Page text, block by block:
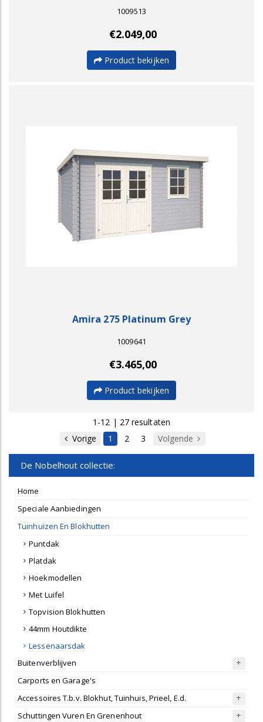
1009513
€2.049,00
Product bekijken
Amira 275 Platinum Grey
1009641
€3.465,00
Product bekijken
1-12 | 27 resultaten
Vorige
1 2 3 Volgende
De Nobelhout collectie:
Home
Speciale Aanbiedingen
Tuinhuizen En Blokhutten
Puntdak
Platdak
Hoekmodellen
Met Luifel
Topvision Blokhutten
44mm Houtdikte
Lessenaarsdak
Buitenverblijven
Carports en Garage's
Accessoires T.b.v. Blokhut, Tuinhuis, Prieel, E.d.
Schuttingen Vuren En Grenenhout